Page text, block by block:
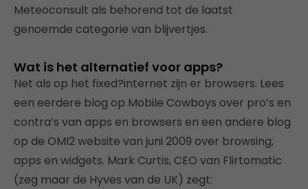
Meteoconsult als behorend tot de laatst
genoemde categorie van blijvertjes.
Wat is het alternatief voor apps?
Net als op het fixed?internet zijn er browsers. Lees
een eerdere blog op Mobile Cowboys over pro’s en
contra’s van apps en browsers en een andere blog
op de OMI2 website van juni 2009 over browsing,
apps en widgets. Mark Curtis, CEO van Flirtomatic
(zeg maar de Hyves van de UK) zegt: